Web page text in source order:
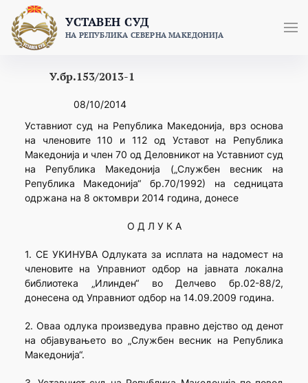
content
УСТАВЕН СУД
НА РЕПУБЛИКА СЕВЕРНА МАКЕДОНИЈА
У.бр.153/2013-1
08/10/2014
Уставниот суд на Република Македонија, врз основа
на членовите 110 и 112 од Уставот на Република
Македонија и член 70 од Деловникот на Уставниот суд
на Република Македонија („Службен весник на
Република Македонија“ бр.70/1992) на седницата
одржана на 8 октомври 2014 година, донесе
О Д Л У К А
1. СЕ УКИНУВА Одлуката за исплата на надомест на
членовите на Управниот одбор на јавната локална
библиотека „Илинден“ во Делчево бр.02-88/2,
донесена од Управниот одбор на 14.09.2009 година.
2. Оваа одлука произведува правно дејство од денот
на објавувањето во „Службен весник на Република
Македонија“.